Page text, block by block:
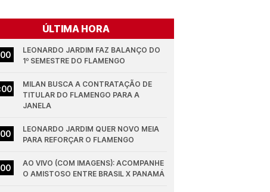
ÚLTIMA HORA
LEONARDO JARDIM FAZ BALANÇO DO
1º SEMESTRE DO FLAMENGO
MILAN BUSCA A CONTRATAÇÃO DE
TITULAR DO FLAMENGO PARA A
JANELA
LEONARDO JARDIM QUER NOVO MEIA
PARA REFORÇAR O FLAMENGO
AO VIVO (COM IMAGENS): ACOMPANHE
O AMISTOSO ENTRE BRASIL X PANAMÁ